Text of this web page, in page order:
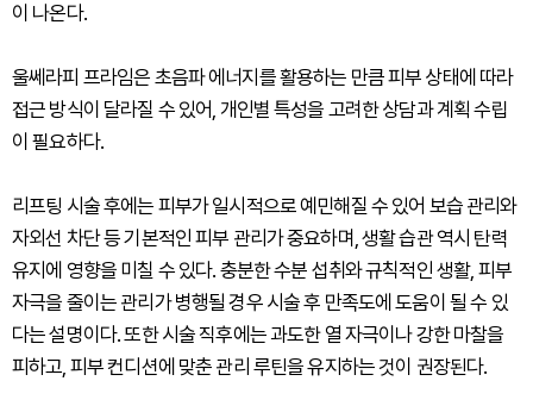
이 나온다.
울쎄라피 프라임은 초음파 에너지를 활용하는 만큼 피부 상태에 따라
접근 방식이 달라질 수 있어, 개인별 특성을 고려한 상담과 계획 수립
이 필요하다.
리프팅 시술 후에는 피부가 일시적으로 예민해질 수 있어 보습 관리와
자외선 차단 등 기본적인 피부 관리가 중요하며, 생활 습관 역시 탄력
유지에 영향을 미칠 수 있다. 충분한 수분 섭취와 규칙적인 생활, 피부
자극을 줄이는 관리가 병행될 경우 시술 후 만족도에 도움이 될 수 있
다는 설명이다. 또한 시술 직후에는 과도한 열 자극이나 강한 마찰을
피하고, 피부 컨디션에 맞춘 관리 루틴을 유지하는 것이 권장된다.